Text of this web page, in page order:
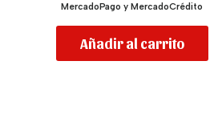
MercadoPago y MercadoCrédito
Añadir al carrito